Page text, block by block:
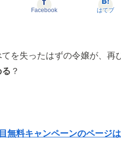
Facebook はてブ
を失ったはずの令嬢が、
る ？
無料キャンペーンのページ